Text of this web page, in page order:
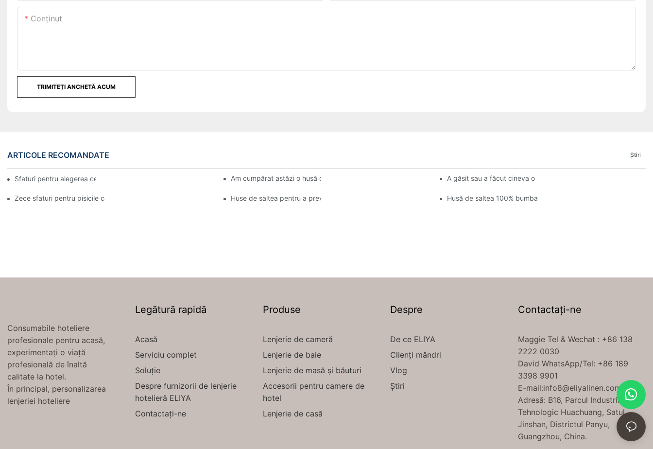
Conţinut
TRIMITEȚI ANCHETĂ ACUM
ARTICOLE RECOMANDATE Ştiri
Sfaturi pentru alegerea celei mai bune huse de saltea Am cumpărat astăzi o husă de saltea de la Target și se pare că este sânge pe ea?A găsit sau a făcut cineva o husă pentru o husă de saltea tip
Zece sfaturi pentru pisicile care sunt obligate să se mute cu stăpânii lorHuse de saltea pentru a preveni ploșnițele și mușcăturile lor urâte Husă de saltea 100% bumbac
Consumabile hoteliere
profesionale pentru acasă,
experimentați o viață
profesională de înaltă
calitate la hotel.
În principal, personalizarea
lenjeriei hoteliere
Legătură rapidă
Acasă
Serviciu complet
Soluție
Despre furnizorii de lenjerie
hotelieră ELIYA
Contactați-ne
Produse
Lenjerie de cameră
Lenjerie de baie
Lenjerie de masă și băuturi
Accesorii pentru camere de
hotel
Lenjerie de casă
Despre
De ce ELIYA
Clienți mândri
Vlog
Știri
Contactaţi-ne
Maggie Tel & Wechat : +86 138
2222 0030
David WhatsApp/Tel: +86 189
3398 9901
E-mail:info8@eliyalinen.com
Adresă: B16, Parcul Industrial
Tehnologic Huachuang, Satul
Jinshan, Districtul Panyu,
Guangzhou, China.